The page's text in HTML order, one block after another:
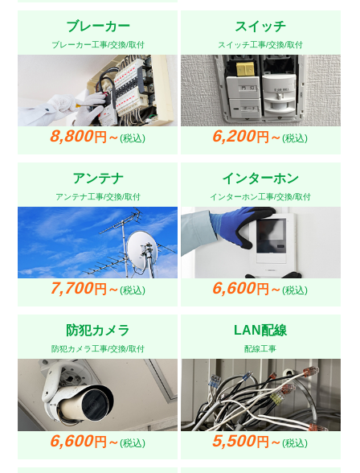
ブレーカー
ブレーカー工事/交換/取付
8,800円～(税込)
スイッチ
スイッチ工事/交換/取付
6,200円～(税込)
アンテナ
アンテナ工事/交換/取付
7,700円～(税込)
インターホン
インターホン工事/交換/取付
6,600円～(税込)
防犯カメラ
防犯カメラ工事/交換/取付
6,600円～(税込)
LAN配線
配線工事
5,500円～(税込)